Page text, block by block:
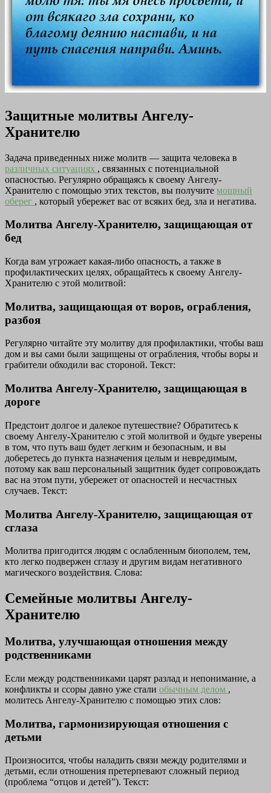
Защитные молитвы Ангелу-
Хранителю
Задача приведенных ниже молитв — защита человека в
различных ситуациях , связанных с потенциальной
опасностью. Регулярно обращаясь к своему Ангелу-
Хранителю с помощью этих текстов, вы получите мощный
оберег , который убережет вас от всяких бед, зла и негатива.
Молитва Ангелу-Хранителю, защищающая от
бед
Когда вам угрожает какая-либо опасность, а также в
профилактических целях, обращайтесь к своему Ангелу-
Хранителю с этой молитвой:
Молитва, защищающая от воров, ограбления,
разбоя
Регулярно читайте эту молитву для профилактики, чтобы ваш
дом и вы сами были защищены от ограбления, чтобы воры и
грабители обходили вас стороной. Текст:
Молитва Ангелу-Хранителю, защищающая в
дороге
Предстоит долгое и далекое путешествие? Обратитесь к
своему Ангелу-Хранителю с этой молитвой и будьте уверены
в том, что путь ваш будет легким и безопасным, и вы
доберетесь до пункта назначения целым и невредимым,
потому как ваш персональный защитник будет сопровождать
вас на этом пути, убережет от опасностей и несчастных
случаев. Текст:
Молитва Ангелу-Хранителю, защищающая от
сглаза
Молитва пригодится людям с ослабленным биополем, тем,
кто легко подвержен сглазу и другим видам негативного
магического воздействия. Слова:
Семейные молитвы Ангелу-
Хранителю
Молитва, улучшающая отношения между
родственниками
Если между родственниками царят разлад и непонимание, а
конфликты и ссоры давно уже стали обычным делом ,
молитесь Ангелу-Хранителю с помощью этих слов:
Молитва, гармонизирующая отношения с
детьми
Произносится, чтобы наладить связи между родителями и
детьми, если отношения претерпевают сложный период
(проблема “отцов и детей”). Текст: